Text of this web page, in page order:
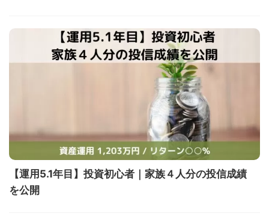
【運用5.1年目】投資初心者｜家族４人分の投信成績
を公開